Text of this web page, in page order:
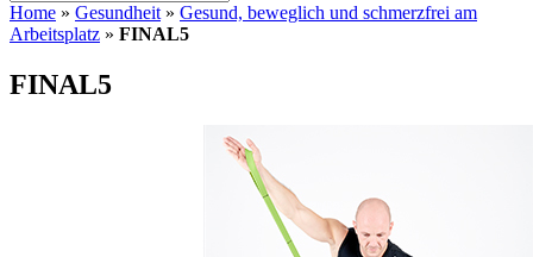
Home » Gesundheit » Gesund, beweglich und schmerzfrei am
Arbeitsplatz » FINAL5
FINAL5